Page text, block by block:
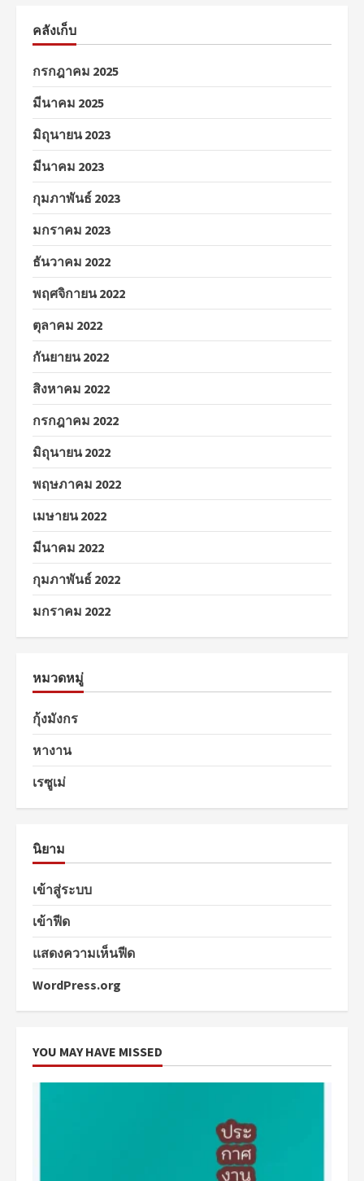
คลังเก็บ
กรกฎาคม 2025
มีนาคม 2025
มิถุนายน 2023
มีนาคม 2023
กุมภาพันธ์ 2023
มกราคม 2023
ธันวาคม 2022
พฤศจิกายน 2022
ตุลาคม 2022
กันยายน 2022
สิงหาคม 2022
กรกฎาคม 2022
มิถุนายน 2022
พฤษภาคม 2022
เมษายน 2022
มีนาคม 2022
กุมภาพันธ์ 2022
มกราคม 2022
หมวดหมู่
กุ้งมังกร
หางาน
เรซูเม่
นิยาม
เข้าสู่ระบบ
เข้าฟีด
แสดงความเห็นฟีด
WordPress.org
YOU MAY HAVE MISSED